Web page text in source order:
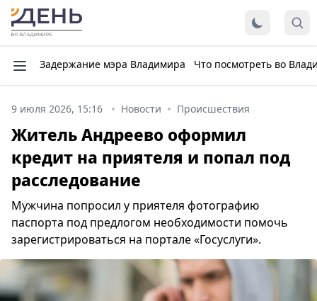
Задержание мэра Владимира Что посмотреть во
9 июля 2026, 15:16 Новости Происшествия
Житель Андреево оформил
кредит на приятеля и попал под
расследование
Мужчина попросил у приятеля фотографию
паспорта под предлогом необходимости помочь
зарегистрироваться на портале «Госуслуги».